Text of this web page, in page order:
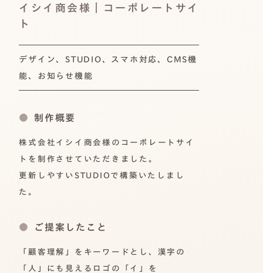
イシイ商会様｜コーポレートサイ
ト
デザイン、STUDIO、スマホ対応、CMS機
能、お知らせ機能
制作概要
株式会社イシイ商会様のコーポレートサイ
トを制作させていただきました。
更新しやすいSTUDIOで構築いたしまし
た。
ご提案したこと
「顧客理解」をキーワードとし、漢字の
「人」にも見えるロゴの「イ」を